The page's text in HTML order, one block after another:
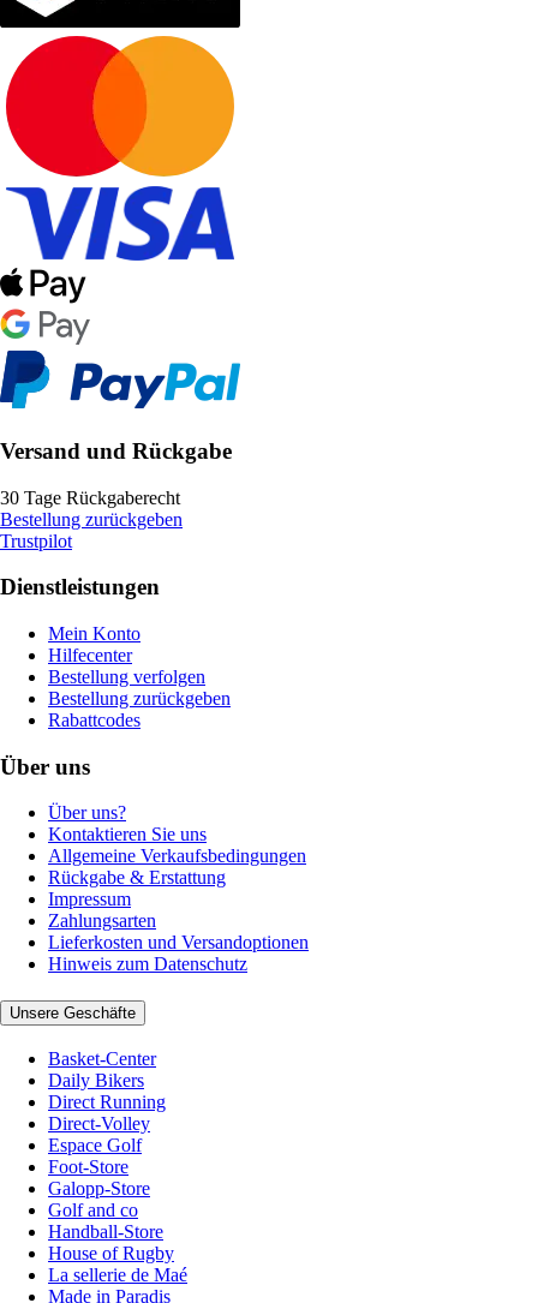
Versand und Rückgabe
30 Tage Rückgaberecht
Bestellung zurückgeben
Trustpilot
Dienstleistungen
Mein Konto
Hilfecenter
Bestellung verfolgen
Bestellung zurückgeben
Rabattcodes
Über uns
Über uns?
Kontaktieren Sie uns
Allgemeine Verkaufsbedingungen
Rückgabe & Erstattung
Impressum
Zahlungsarten
Lieferkosten und Versandoptionen
Hinweis zum Datenschutz
Unsere Geschäfte
Basket-Center
Daily Bikers
Direct Running
Direct-Volley
Espace Golf
Foot-Store
Galopp-Store
Golf and co
Handball-Store
House of Rugby
La sellerie de Maé
Made in Paradis